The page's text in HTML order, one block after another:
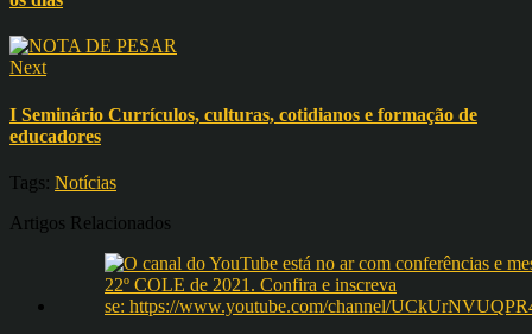
Next
I Seminário Currículos, culturas, cotidianos e formação de
educadores
Tags: Notícias
Artigos Relacionados